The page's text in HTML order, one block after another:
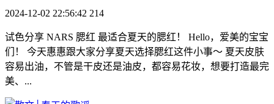
2024-12-02 22:56:42 214
试色分享 NARS 腮红 最适合夏天的腮红！ Hello，爱美的宝宝
们！ 今天惠惠跟大家分享夏天选择腮红这件小事～ 夏天皮肤
容易出油，不管是干皮还是油皮，都容易花妆，想要打造最完
美、...